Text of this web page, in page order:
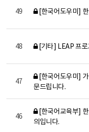
49 [한국어도우미]
48 [기타] LEAP 프로
47
[한국어도우미] 가
문드립니다.
46
[한국어교육부]
의입니다.